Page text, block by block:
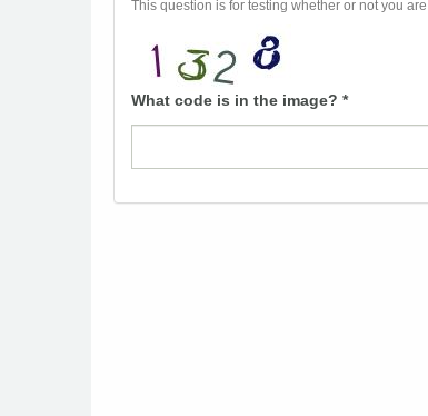
This question is for testing whether or not you
What code is in the image? *